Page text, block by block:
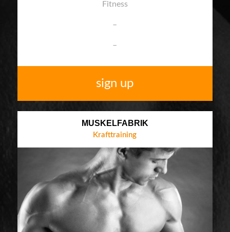
Fitness
–
–
sign up
MUSKELFABRIK
Krafttraining